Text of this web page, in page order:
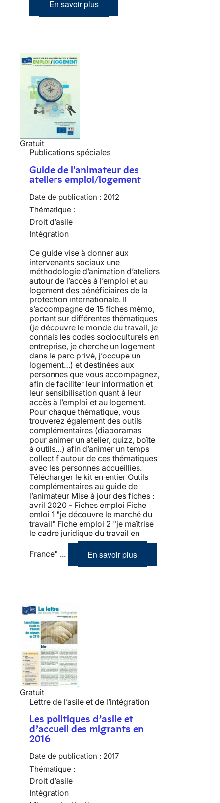
En savoir plus
Gratuit
Publications spéciales
Guide de l'animateur des
ateliers emploi/logement
Date de publication : 2012
Thématique :
Droit d’asile
Intégration
Ce guide vise à donner aux
intervenants sociaux une
méthodologie d’animation d’ateliers
autour de l’accès à l’emploi et au
logement des bénéficiaires de la
protection internationale. Il
s’accompagne de 15 fiches mémo,
portant sur différentes thématiques
(je découvre le monde du travail, je
connais les codes socioculturels en
entreprise, je cherche un logement
dans le parc privé, j’occupe un
logement…) et destinées aux
personnes que vous accompagnez,
afin de faciliter leur information et
leur sensibilisation quant à leur
accès à l’emploi et au logement.
Pour chaque thématique, vous
trouverez également des outils
complémentaires (diaporamas
pour animer un atelier, quizz, boîte
à outils…) afin d’animer un temps
collectif autour de ces thématiques
avec les personnes accueillies.
Télécharger le kit en entier Outils
complémentaires au guide de
l’animateur Mise à jour des fiches :
avril 2020 - Fiches emploi Fiche
emloi 1 "je découvre le marché du
travail" Fiche emploi 2 "je maîtrise
le cadre juridique du travail en
France" ... En savoir plus
Gratuit
Lettre de l’asile et de l’intégration
Les politiques d’asile et
d’accueil des migrants en
2016
Date de publication : 2017
Thématique :
Droit d’asile
Intégration